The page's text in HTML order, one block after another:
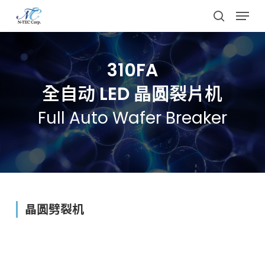
content
search
Menu
310FA
全自动 LED 晶圆裂片机
Full Auto Wafer Breaker
晶圆劈裂机